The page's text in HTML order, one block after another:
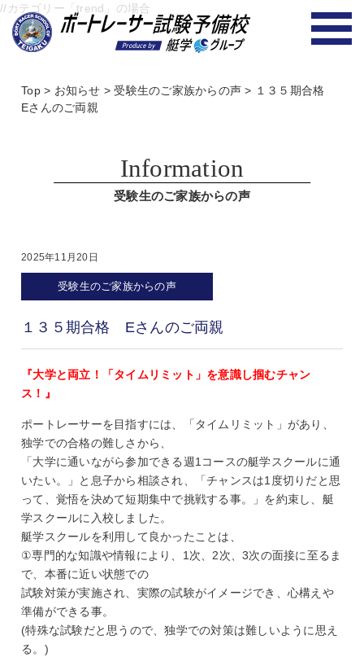
//カテゴリー「trend」の場合
Top> お知らせ >受験生のご家族からの声 > １３５期合格
Eさんのご両親
Information
受験生のご家族からの声
2025年11月20日
受験生のご家族からの声
１３５期合格 Eさんのご両親
『大学と両立！「タイムリミット」を意識し掴むチャン
ス！』
ポートレーサーを目指すには、「タイムリミット」があり、
独学での合格の難しさから、
「大学に通いながら参加できる週1コースの艇学スクールに通
いたい。」と息子から相談され、「チャンスは1度切りだと思
って、覚悟を決めて短期集中で挑戦する事。」を約束し、艇
学スクールに入校しました。
艇学スクールを利用して良かったことは、
①専門的な知識や情報により、1次、2次、3次の面接に至るま
で、本番に近い状態での
試験対策が実施され、実際の試験がイメージでき、心構えや
準備ができる事。
(特殊な試験だと思うので、独学での対策は難しいように思え
る。)